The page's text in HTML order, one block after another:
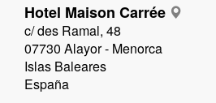
Hotel Maison Carrée
c/ des Ramal, 48
07730 Alayor - Menorca
Islas Baleares
España